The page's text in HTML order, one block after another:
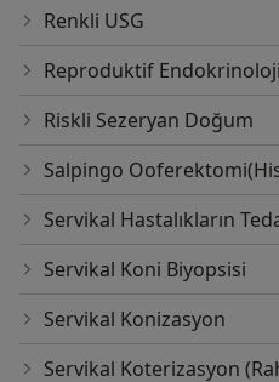
Renkli USG
Reproduktif Endokrinoloji
Riskli Sezeryan Doğum
Salpingo
Servikal Hastalıkların
Servikal Koni Biyopsisi
Servikal Konizasyon
Servikal Koterizasyon